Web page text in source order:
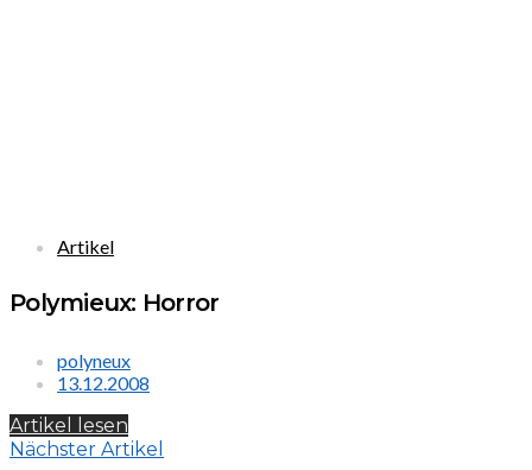
Artikel
Polymieux: Horror
polyneux
13.12.2008
Artikel lesen
Nächster Artikel